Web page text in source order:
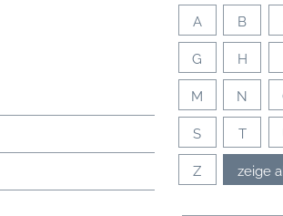
A B
G H
M N
S T
Z zeige